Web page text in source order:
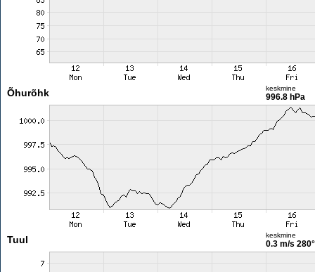
Õhurõhk keskmine
996.8 hPa
Tuul keskmine
0.3 m/s 280°